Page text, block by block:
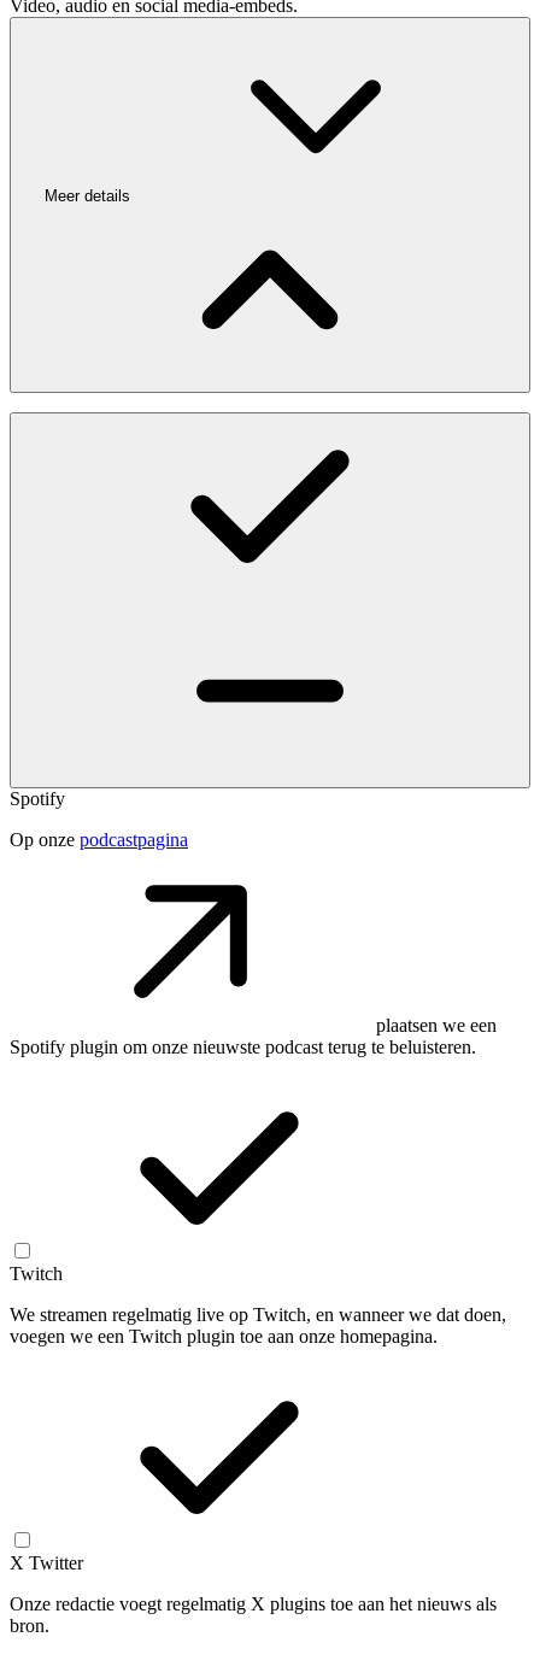
Video, audio en social media-embeds.
Meer details
Spotify
Op onze podcastpagina
plaatsen we een
Spotify plugin om onze nieuwste podcast terug te beluisteren.
Twitch
We streamen regelmatig live op Twitch, en wanneer we dat doen,
voegen we een Twitch plugin toe aan onze homepagina.
X Twitter
Onze redactie voegt regelmatig X plugins toe aan het nieuws als
bron.